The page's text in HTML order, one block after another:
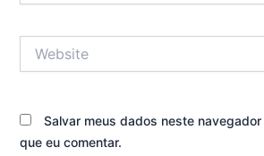
Salvar meus dados neste
que eu comentar.